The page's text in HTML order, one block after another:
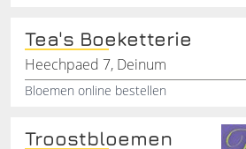
Tea's Boeketterie
Heechpaed 7, Deinum
Bloemen online bestellen
Troostbloemen